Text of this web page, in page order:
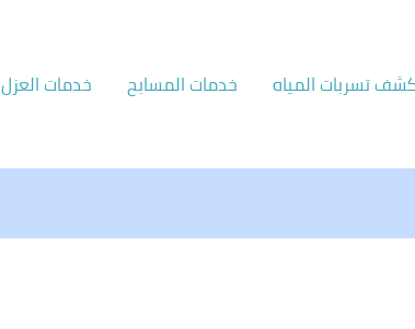
تسربات المياه خدمات المسابح خدمات العزل